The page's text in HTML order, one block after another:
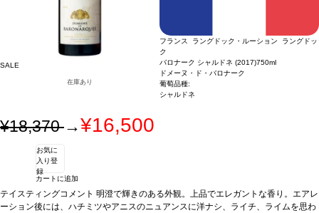
SALE
在庫あり
フランス ラングドック・ルーション ラングドッ
ク
バロナーク シャルドネ (2017)750ml
ドメーヌ・ド・バロナーク
葡萄品種:
シャルドネ
¥18,370→¥16,500
お気に
入り登
録
カートに追加
テイスティングコメント 明澄で輝きのある外観。上品でエレガントな香り。エアレ
ーション後には、ハチミツやアニスのニュアンスに洋ナシ、ライチ、ライムを思わ